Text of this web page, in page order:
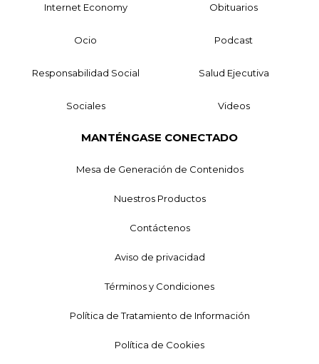
Internet Economy Obituarios
Ocio Podcast
Responsabilidad Social Salud Ejecutiva
Sociales Videos
MANTÉNGASE CONECTADO
Mesa de Generación de Contenidos
Nuestros Productos
Contáctenos
Aviso de privacidad
Términos y Condiciones
Política de Tratamiento de Información
Política de Cookies